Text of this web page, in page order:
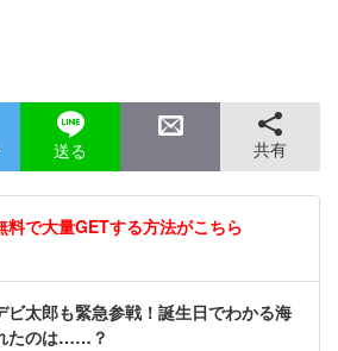
送る 共有
料で大量GETする方法がこちら
ビ太郎も緊急参戦！誕生日でわかる海
たのは……？